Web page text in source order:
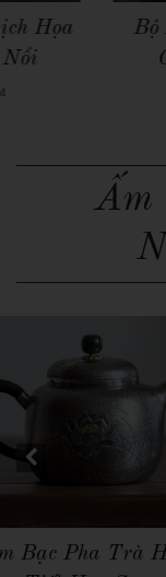
Quick View
Bộ Ấm Bếp
Chó Cao
Ấm
Quick View
Ấm Bạc Đun